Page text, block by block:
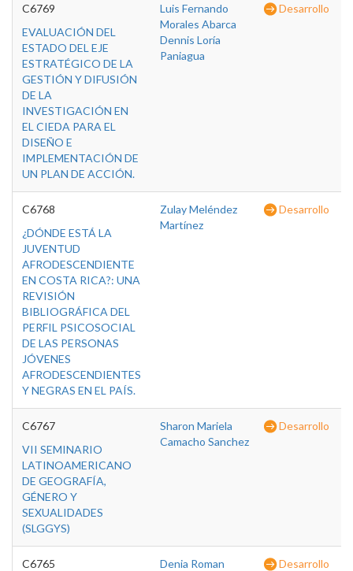
C6769
EVALUACIÓN DEL
ESTADO DEL EJE
ESTRATÉGICO DE LA
GESTIÓN Y DIFUSIÓN
DE LA
INVESTIGACIÓN EN
EL CIEDA PARA EL
DISEÑO E
IMPLEMENTACIÓN DE
UN PLAN DE ACCIÓN.
Luis Fernando
Morales Abarca
Dennis Loría
Paniagua
Desarrollo
C6768
¿DÓNDE ESTÁ LA
JUVENTUD
AFRODESCENDIENTE
EN COSTA RICA?: UNA
REVISIÓN
BIBLIOGRÁFICA DEL
PERFIL PSICOSOCIAL
DE LAS PERSONAS
JÓVENES
AFRODESCENDIENTES
Y NEGRAS EN EL PAÍS.
Zulay Meléndez
Martínez
Desarrollo
C6767
VII SEMINARIO
LATINOAMERICANO
DE GEOGRAFÍA,
GÉNERO Y
SEXUALIDADES
(SLGGYS)
Sharon Mariela
Camacho Sanchez
Desarrollo
C6765
Denia Roman
Desarrollo